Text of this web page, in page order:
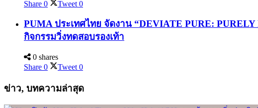
Share 0 Tweet 0
PUMA ประเทศไทย จัดงาน “DEVIATE PURE:
กิจกรรมวิ่งทดสอบรองเท้า
0 shares
Share 0 Tweet 0
ข่าว, บทความล่าสุด